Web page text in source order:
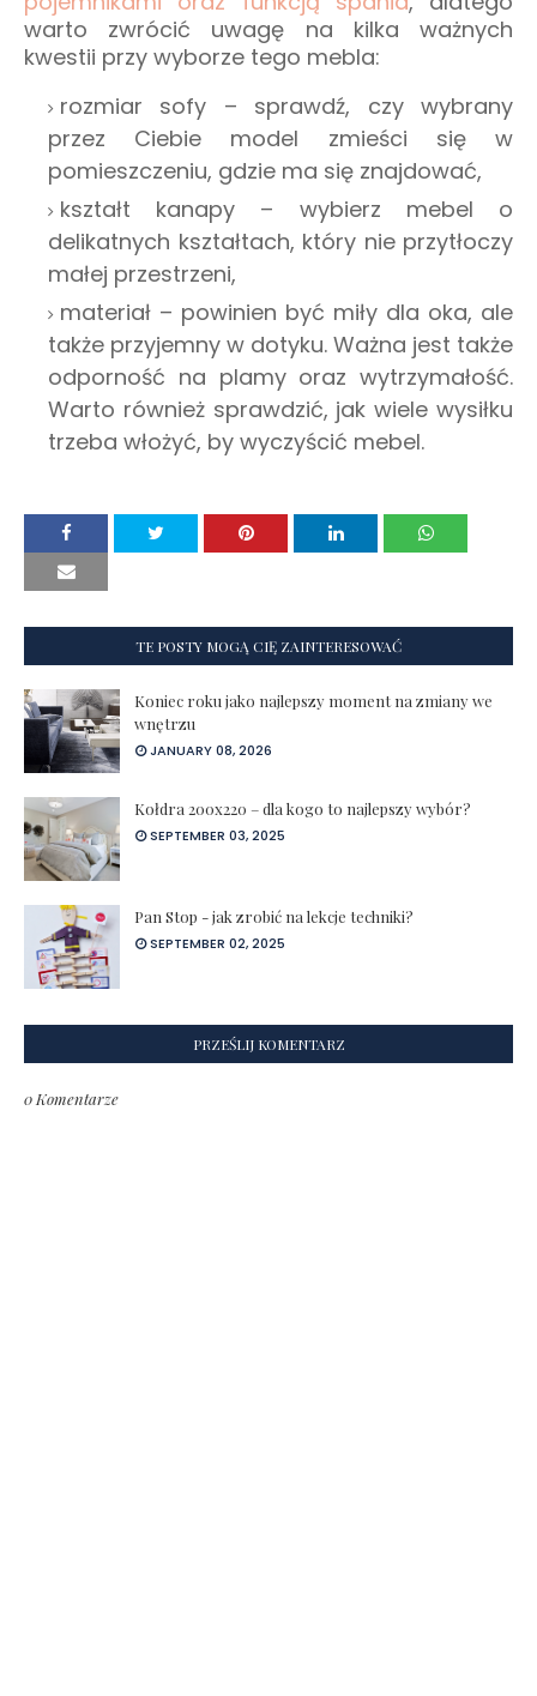
warto zwrócić uwagę na kilka ważnych
kwestii przy wyborze tego mebla:
rozmiar sofy – sprawdź, czy wybrany
przez Ciebie model zmieści się w
pomieszczeniu, gdzie ma się znajdować,
kształt kanapy – wybierz mebel o
delikatnych kształtach, który nie przytłoczy
małej przestrzeni,
materiał – powinien być miły dla oka, ale
także przyjemny w dotyku. Ważna jest także
odporność na plamy oraz wytrzymałość.
Warto również sprawdzić, jak wiele wysiłku
trzeba włożyć, by wyczyścić mebel.
TE POSTY MOGĄ CIĘ ZAINTERESOWAĆ
Koniec roku jako najlepszy moment na zmiany we
wnętrzu
JANUARY 08, 2026
Kołdra 200x220 – dla kogo to najlepszy wybór?
SEPTEMBER 03, 2025
Pan Stop - jak zrobić na lekcje techniki?
SEPTEMBER 02, 2025
PRZEŚLIJ KOMENTARZ
0 Komentarze